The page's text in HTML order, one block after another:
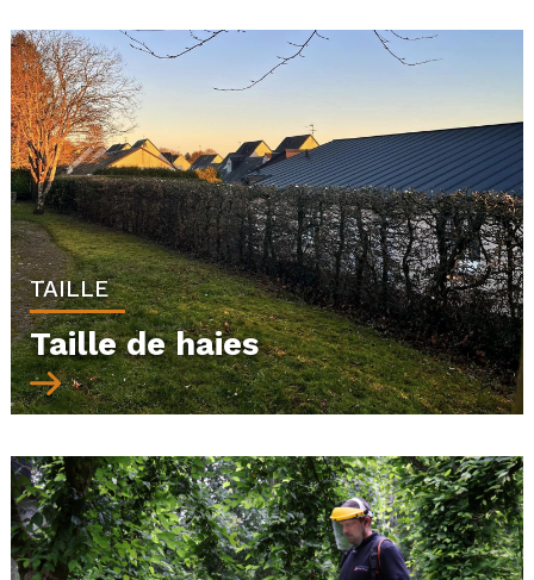
TAILLE
Taille de haies